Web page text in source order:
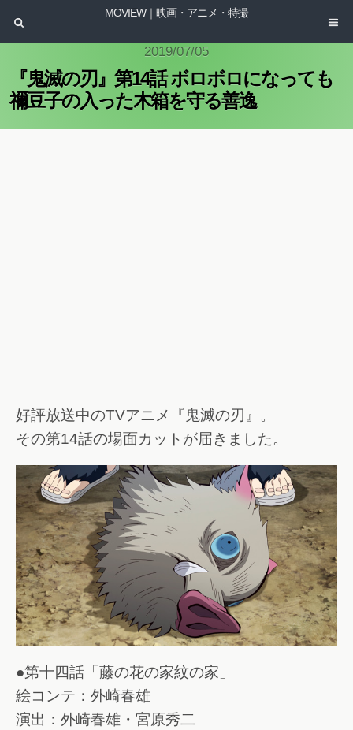
MOVIEW｜映画・アニメ・特撮
2019/07/05
『鬼滅の刃』第14話 ボロボロになっても
禰豆子の入った木箱を守る善逸
好評放送中のTVアニメ『鬼滅の刃』。
その第14話の場面カットが届きました。
●第十四話「藤の花の家紋の家」
絵コンテ：外崎春雄
演出：外崎春雄・宮原秀二